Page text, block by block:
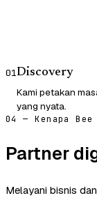
01Discovery
Kami petakan
yang nyata.
04 — Kenapa Bee
Partner
Melayani bisnis